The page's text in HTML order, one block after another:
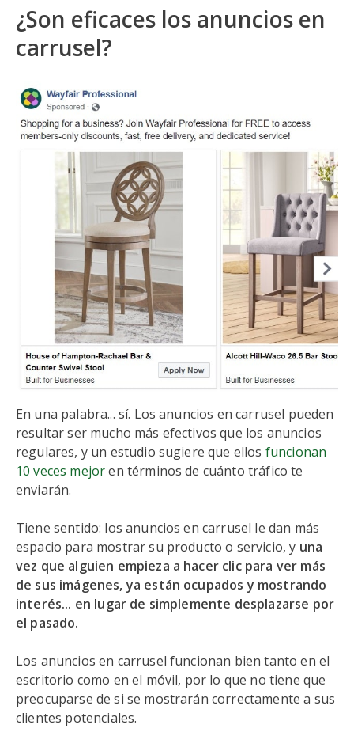
¿Son eficaces los anuncios en
carrusel?
En una palabra... sí. Los anuncios en carrusel pueden
resultar ser mucho más efectivos que los anuncios
regulares, y un estudio sugiere que ellos funcionan
10 veces mejoren términos de cuánto tráfico te
enviarán.
Tiene sentido: los anuncios en carrusel le dan más
espacio para mostrar su producto o servicio, y una
vez que alguien empieza a hacer clic para ver más
de sus imágenes, ya están ocupados y mostrando
interés... en lugar de simplemente desplazarse por
el pasado.
Los anuncios en carrusel funcionan bien tanto en el
escritorio como en el móvil, por lo que no tiene que
preocuparse de si se mostrarán correctamente a sus
clientes potenciales.